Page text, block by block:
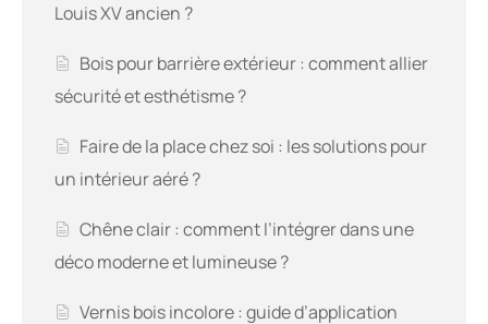
Louis XV ancien ?
Bois pour barrière extérieur : comment allier
sécurité et esthétisme ?
Faire de la place chez soi : les solutions pour
un intérieur aéré ?
Chêne clair : comment l’intégrer dans une
déco moderne et lumineuse ?
Vernis bois incolore : guide d’application